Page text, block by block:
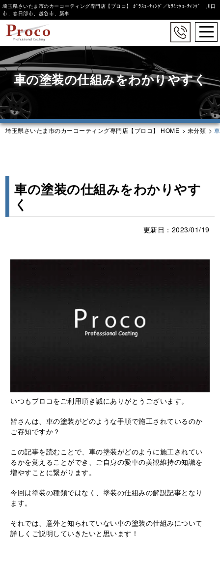
to
main
content
埼玉県さいたま市のカーコーティング専門店【プロコ】 ｶﾞﾗｽｺｰﾃｨﾝｸﾞ／ｾﾗﾐｯｸｺｰﾃｨﾝｸﾞ 川口
市、春日部市、越谷市、新車
車の塗装の仕組みをわかりやすく
埼玉県さいたま市のカーコーティング専門店【プロコ】 HOME > 未分類 >
車の塗装の仕組みをわかりやす
く
更新日：2023/01/19
いつもプロコをご利用頂き誠にありがとうございます。
皆さんは、車の塗装がどのような手順で施工されているのか
ご存知ですか？
この記事を読むことで、車の塗装がどのように施工されてい
るかを覚えることができ、ご自身の愛車の美観維持の知識を
増やすことに繋がります。
今回は塗装の種類ではなく、塗装の仕組みの解説記事となり
ます。
それでは、意外と知られていない車の塗装の仕組みについて
詳しくご説明していきたいと思います！